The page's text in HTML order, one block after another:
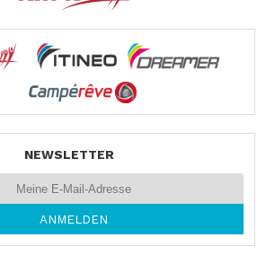
NEWSLETTER